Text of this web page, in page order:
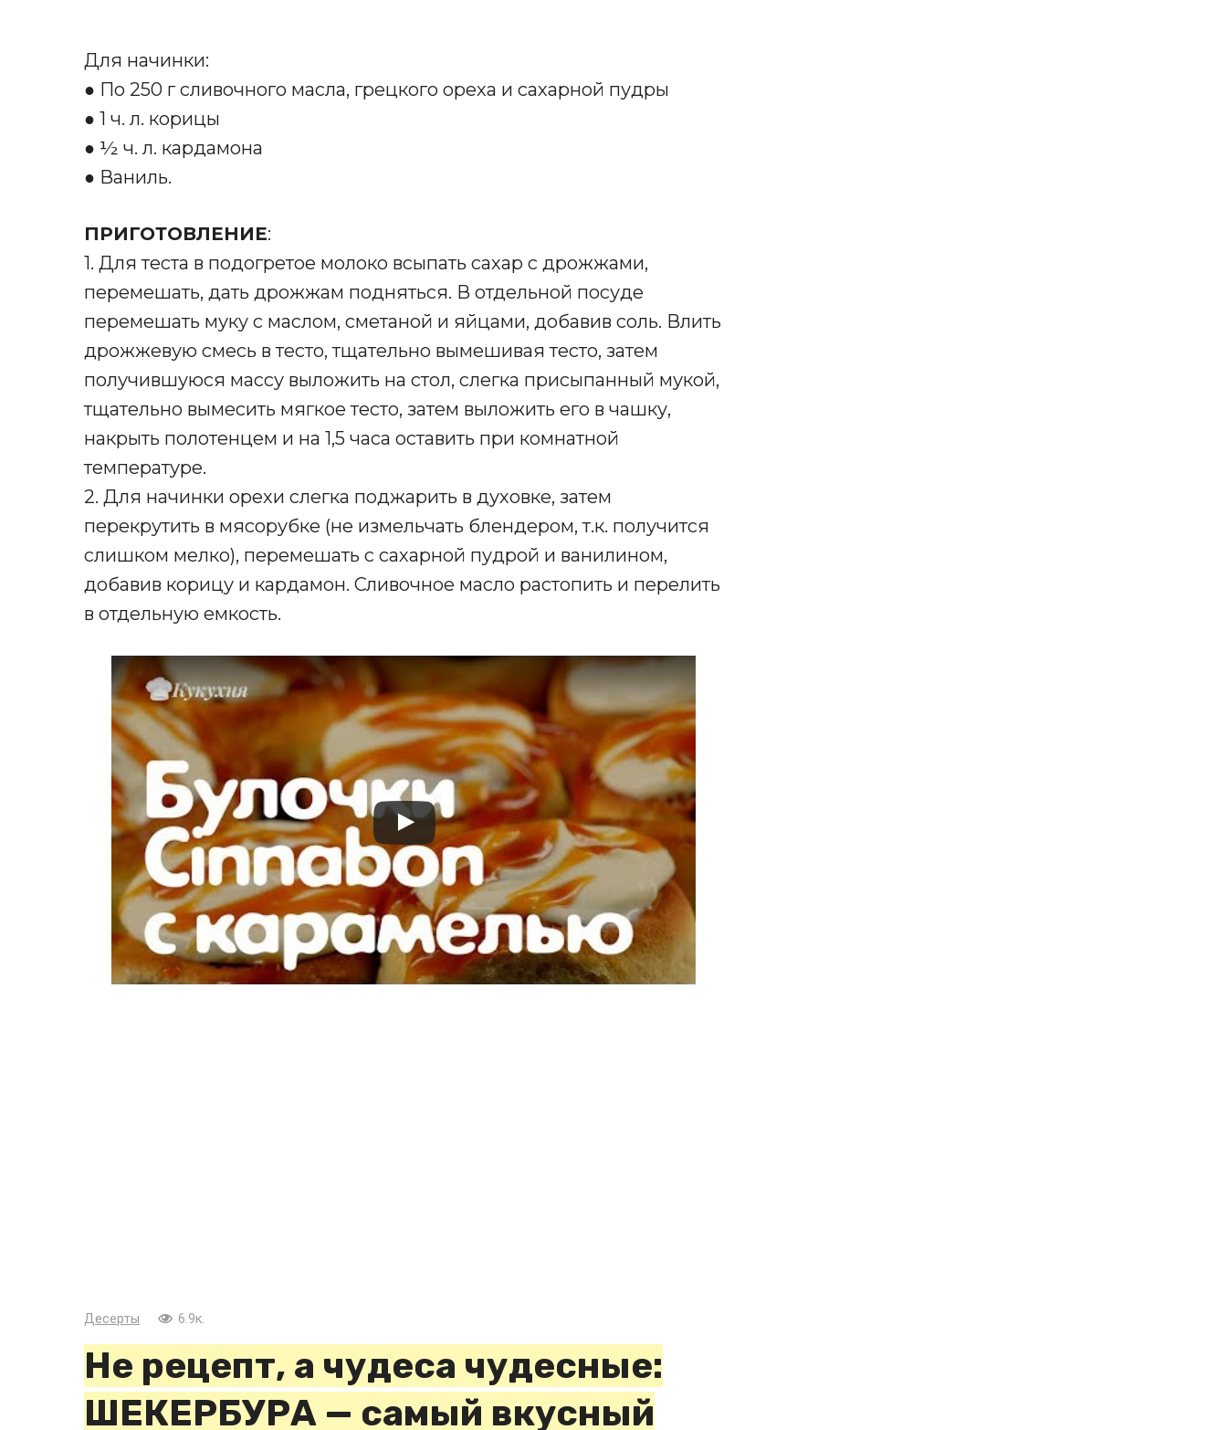
Для начинки:
● По 250 г сливочного масла, грецкого ореха и сахарной пудры
● 1 ч. л. корицы
● ½ ч. л. кардамона
● Ваниль.
ПРИГОТОВЛЕНИЕ:
1. Для теста в подогретое молоко всыпать сахар с дрожжами,
перемешать, дать дрожжам подняться. В отдельной посуде
перемешать муку с маслом, сметаной и яйцами, добавив соль. Влить
дрожжевую смесь в тесто, тщательно вымешивая тесто, затем
получившуюся массу выложить на стол, слегка присыпанный мукой,
тщательно вымесить мягкое тесто, затем выложить его в чашку,
накрыть полотенцем и на 1,5 часа оставить при комнатной
температуре.
2. Для начинки орехи слегка поджарить в духовке, затем
перекрутить в мясорубке (не измельчать блендером, т.к. получится
слишком мелко), перемешать с сахарной пудрой и ванилином,
добавив корицу и кардамон. Сливочное масло растопить и перелить
в отдельную емкость.
Десерты 6.9к.
Не рецепт, а чудеса чудесные:
ШЕКЕРБУРА — самый вкусный